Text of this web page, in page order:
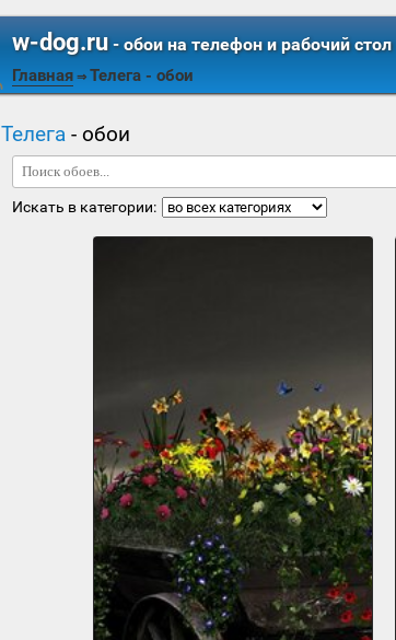
w-dog.ru- обои на телефон и рабочий стол
Главная ⇒ Телега - обои
Телега- обои
Искать в категории: